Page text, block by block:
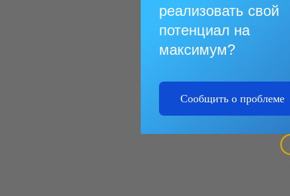
реализовать свой
потенциал на
максимум?
Сообщить о проблеме